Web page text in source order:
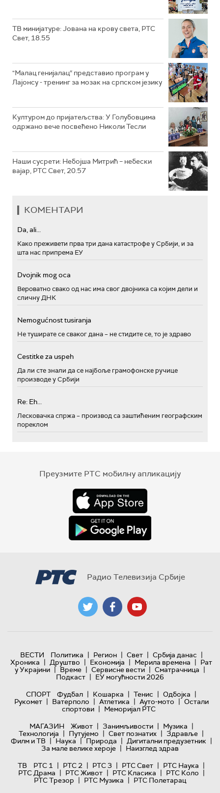
ТВ минијатуре: Јована на крову света, РТС
Свет, 18.55
"Малац генијалац“ представио програм у
Лајонсу - тренинг за мозак на српском језику
Културом до пријатељства: У Голубовцима
одржано вече посвећено Николи Тесли
Наши сусрети: Небојша Митрић – небески
вајар, РТС Свет, 20.57
КОМЕНТАРИ
Da, ali...
Како преживети прва три дана катастрофе у Србији, и за
шта нас припрема ЕУ
Dvojnik mog oca
Вероватно свако од нас има свог двојника са којим дели и
сличну ДНК
Nemogućnost tusiranja
Не туширате се сваког дана – не стидите се, то је здраво
Cestitke za uspeh
Да ли сте знали да се најбоље грамофонске ручице
производе у Србији
Re: Eh...
Лесковачка спржа – производ са заштићеним географским
пореклом
Преузмите РТС мобилну апликацију
Радио Телевизија Србије
ВЕСТИ Политика | Регион | Свет | Србија данас |
Хроника | Друштво | Економија | Мерила времена | Рат
у Украјини | Време | Сервисне вести | Сматрачница |
Подкаст | ЕУ могућности 2026
СПОРТ
Фудбал | Кошарка | Тенис | Одбојка |
Рукомет | Ватерполо | Атлетика | Ауто-мото | Остали
спортови | Меморијал РТС
МАГАЗИН
Живот | Занимљивости | Музика |
Технологијa | Путујемо | Свет познатих | Здравље |
Филм и ТВ | Наука | Природа | Дигитални предузетник |
За мале велике хероје | Наизглед здрав
ТВ
РТС 1 | РТС 2 | РТС 3 | РТС Свет | РТС Наука |
РТС Драма | РТС Живот | РТС Класика | РТС Коло |
РТС Трезор | РТС Музика | РТС Полетарац